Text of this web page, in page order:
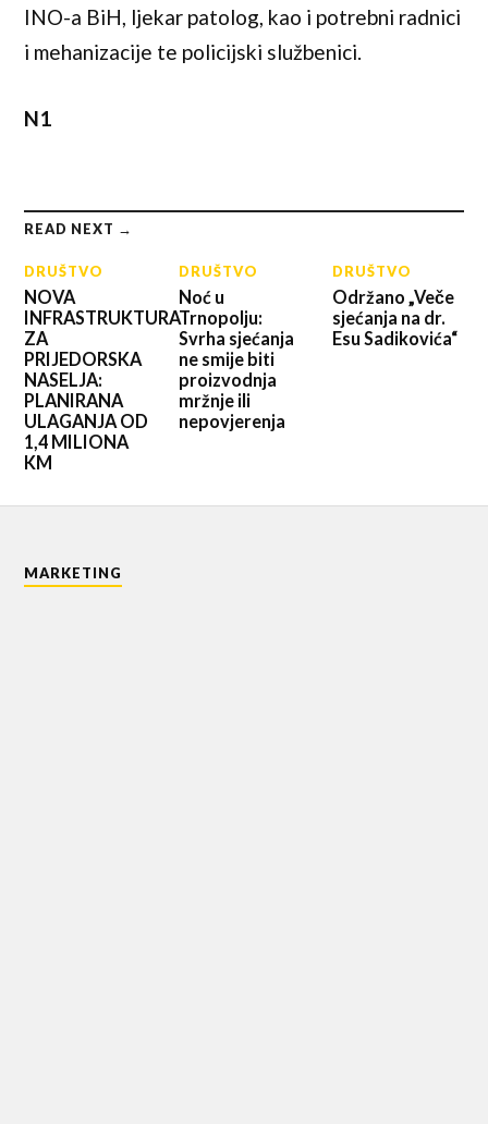
INO-a BiH, ljekar patolog, kao i potrebni radnici
i mehanizacije te policijski službenici.
N1
READ NEXT →
DRUŠTVO
NOVA
INFRASTRUKTURA
ZA
PRIJEDORSKA
NASELJA:
PLANIRANA
ULAGANJA OD
1,4 MILIONA
KM
DRUŠTVO
Noć u
Trnopolju:
Svrha sjećanja
ne smije biti
proizvodnja
mržnje ili
nepovjerenja
DRUŠTVO
Održano „Veče
sjećanja na dr.
Esu Sadikovića“
MARKETING